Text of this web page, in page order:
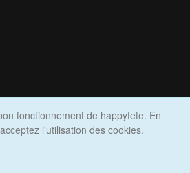
fonctionnement de happyfete. En
l'utilisation des cookies.